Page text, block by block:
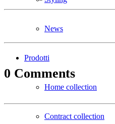
News
Prodotti
Home collection
Contract collection
0 Comments